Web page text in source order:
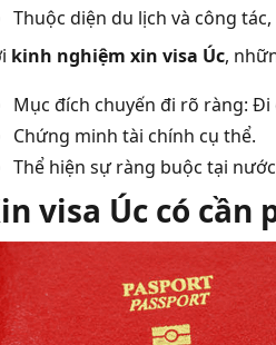
Thuộc diện du lịch và công
kinh nghiệm xin visa Úc,
Mục đích chuyến đi rõ ràng:
Chứng minh tài chính cụ thể.
Thể hiện sự ràng buộc tại
visa Úc có cần